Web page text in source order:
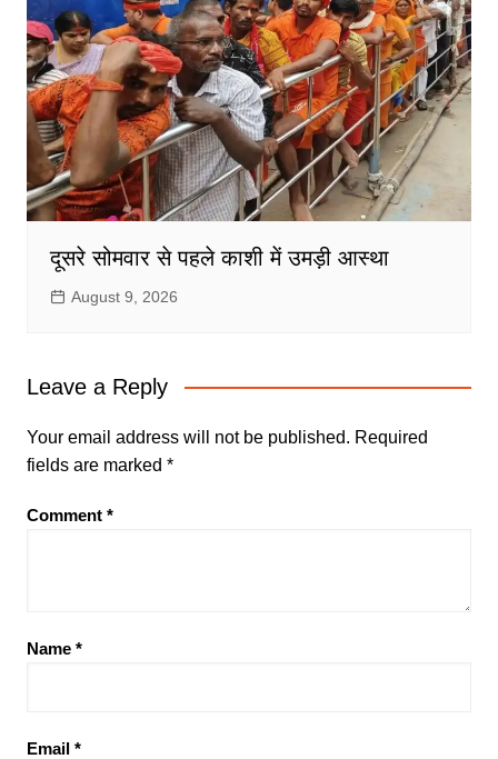
दूसरे सोमवार से पहले काशी में उमड़ी आस्था
August 9, 2026
Leave a Reply
Your email address will not be published. Required
fields are marked *
Comment *
Name *
Email *